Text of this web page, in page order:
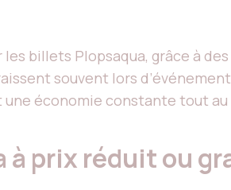
les billets Plopsaqua, grâce à
souvent lors
économie constante tout au
à prix réduit ou